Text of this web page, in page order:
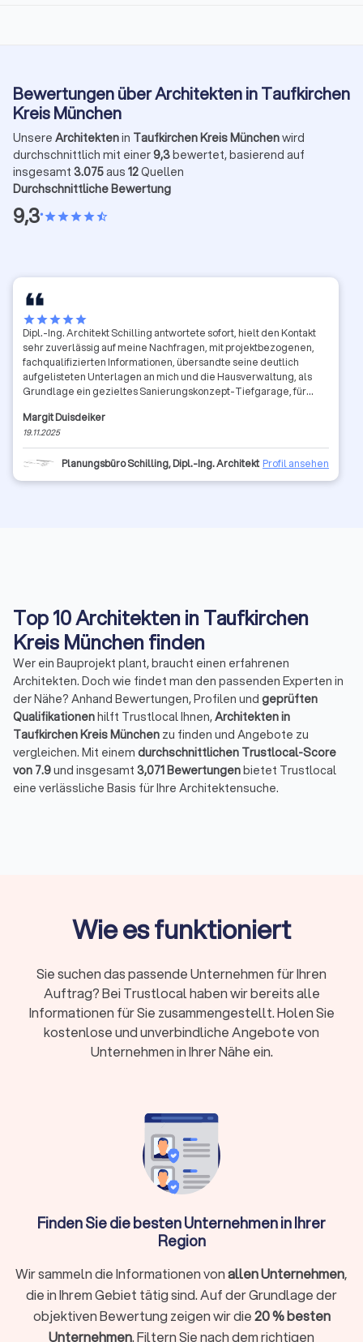
Bewertungen über Architekten in Taufkirchen
Kreis München
Unsere Architektenin Taufkirchen Kreis Münchenwird
durchschnittlich mit einer9,3bewertet, basierend auf
insgesamt 3.075aus 12Quellen
Durchschnittliche Bewertung
9,3•starstarstarstarstar_half
starstarstarstarstar
Dipl.-Ing. Architekt Schilling antwortete sofort, hielt den Kontakt
sehr zuverlässig auf meine Nachfragen, mit projektbezogenen,
fachqualifizierten Informationen, übersandte seine deutlich
aufgelisteten Unterlagen an mich und die Hausverwaltung, als
Grundlage ein gezieltes Sanierungskonzept-Tiefgarage, für
Margit Duisdeiker
19.11.2025
Planungsbüro Schilling, Dipl.-Ing. Architekt Profil ansehen
Top 10 Architekten in Taufkirchen
Kreis München finden
Wer ein Bauprojekt plant, braucht einen erfahrenen
Architekten. Doch wie findet man den passenden Experten in
der Nähe? Anhand Bewertungen, Profilen und geprüften
Qualifikationenhilft Trustlocal Ihnen,Architekten in
Taufkirchen Kreis München zu finden und Angebote zu
vergleichen. Mit einem durchschnittlichen Trustlocal-Score
von 7.9und insgesamt 3,071 Bewertungenbietet Trustlocal
eine verlässliche Basis für Ihre Architektensuche.
individuell abgestimmt auf Ihre Wohn- oder
Nutzungsideen
Nachweise und Genehmigungen
Projektsteuerung und Bauleitung: zur Koordination von
Zeitplan, Qualität und Budget
Beratung zu Baustoffen, Energieeffizienz und
Fördermöglichkeiten
: wie z. B. über KfW oder iSFP
Abstimmung mit Fachplanern, Handwerkern und
Architekten übernehmen also nicht nur kreative, sondern auch
rechtliche und organisatorische Verantwortung.
Auf Trustlocal filtern Sie gezielt nach den Leistungen, die
Art des Bauprojekts:Neubau, Umbau, Innenarchitektur,
Garten- und Außenanlagen, Sanierung, Gutachten, usw.
Gewerbeobjekte oder Sonderbauten
Grundrissänderung, Anbau oder
Räume:einzelne Zimmer, ganze Wohnungen oder
gewerbliche Flächen
Viele Architekten sind auf bestimmte Fachgebiete
spezialisiert, z. B.Wohnbau, Passivhäuser,
Wie es funktioniert
Sie suchen das passende Unternehmen für Ihren
Auftrag? Bei Trustlocal haben wir bereits alle
Informationen für Sie zusammengestellt. Holen Sie
kostenlose und unverbindliche Angebote von
Unternehmen in Ihrer Nähe ein.
Finden Sie die besten Unternehmen in Ihrer
Region
Wir sammeln die Informationen vonallen Unternehmen,
die in Ihrem Gebiet tätig sind. Auf der Grundlage der
objektiven Bewertung zeigen wir die20 % besten
Unternehmen. Filtern Sie nach dem richtigen